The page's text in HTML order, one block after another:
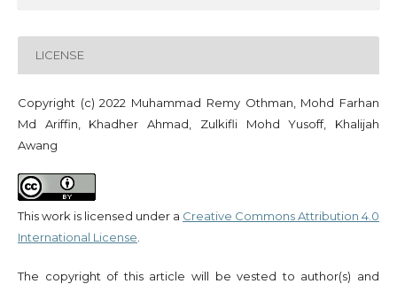
LICENSE
Copyright (c) 2022 Muhammad Remy Othman, Mohd Farhan
Md Ariffin, Khadher Ahmad, Zulkifli Mohd Yusoff, Khalijah
Awang
This work is licensed under a Creative Commons Attribution 4.0
International License
The copyright of this article will be vested to author(s) and